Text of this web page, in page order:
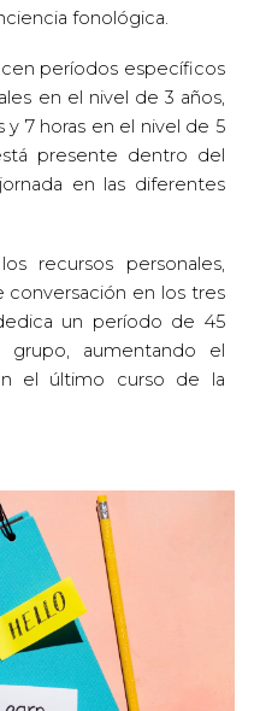
fonológica.
períodos específicos
en el nivel de 3 años,
y 7 horas en el nivel de 5
presente dentro del
en las diferentes
recursos personales,
conversación en los tres
un período de 45
aumentando el
el último curso de la